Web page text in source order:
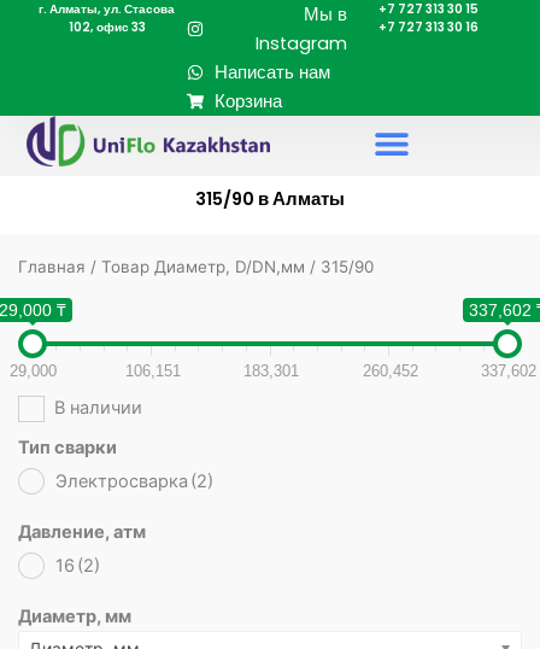
Перейтиг. Алматы, ул. Стасова
102, офис 33
Мы в
Instagram
Написать нам
Корзина
+7 727 313 30 15
+7 727 313 30 16
315/90 в Алматы
Главная / Товар Диаметр, D/DN,мм / 315/90
29,000 ₸ 337,602
29,000 106,151 183,301 260,452 337,602
В наличии
Тип сварки
Электросварка (2)
Давление, атм
16 (2)
Диаметр, мм